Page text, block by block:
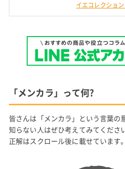
イエコレクショ
「メンカラ」って何?
皆さんは「メンカラ」という言葉の
知らない人はぜひ考えてみてくださ
正解はスクロール後に載せています。